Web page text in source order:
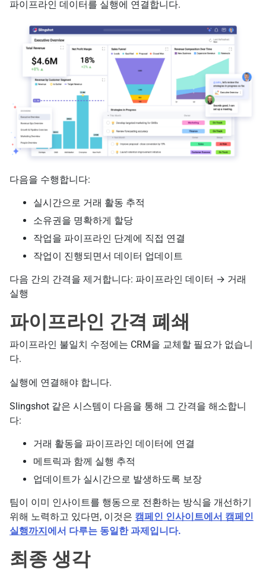
파이프라인 데이터를 실행에 연결합니다.
다음을 수행합니다:
실시간으로 거래 활동 추적
소유권을 명확하게 할당
작업을 파이프라인 단계에 직접 연결
작업이 진행되면서 데이터 업데이트
다음 간의 간격을 제거합니다: 파이프라인 데이터 → 거래
실행
파이프라인 간격 폐쇄
파이프라인 불일치 수정에는 CRM을 교체할 필요가 없습니
다.
실행에 연결해야 합니다.
Slingshot 같은 시스템이 다음을 통해 그 간격을 해소합니
다:
거래 활동을 파이프라인 데이터에 연결
메트릭과 함께 실행 추적
업데이트가 실시간으로 발생하도록 보장
팀이 이미 인사이트를 행동으로 전환하는 방식을 개선하기
위해 노력하고 있다면, 이것은 캠페인 인사이트에서 캠페인
실행까지에서 다루는 동일한 과제입니다.
최종 생각